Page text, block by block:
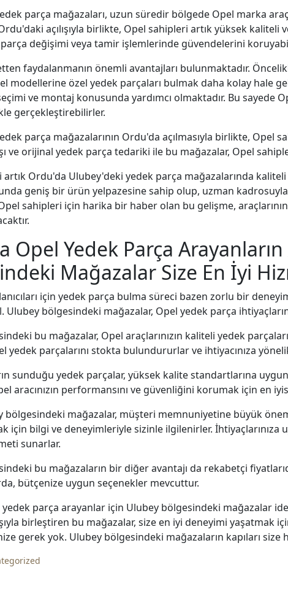
parça mağazaları, uzun süredir bölgede Opel marka
açılışıyla birlikte, Opel sahipleri artık yüksek
değişimi veya tamir işlemlerinde güvendelerini
faydalanmanın önemli avantajları bulunmaktadır.
modellerine özel yedek parçaları bulmak daha kolay hale
ve montaj konusunda yardımcı olmaktadır. Bu sayede
gerçekleştirebilirler.
parça mağazalarının Ordu'da açılmasıyla birlikte, Opel
ve orijinal yedek parça tedariki ile bu mağazalar, Opel
artık Ordu'da Ulubey'deki yedek parça mağazalarında
geniş bir ürün yelpazesine sahip olup, uzman
sahipleri için harika bir haber olan bu gelişme,
Opel Yedek Parça
Mağazalar Size En İyi
için yedek parça bulma süreci bazen zorlu bir
Ulubey bölgesindeki mağazalar, Opel yedek parça
bu mağazalar, Opel araçlarınızın kaliteli yedek
yedek parçalarını stokta bulundururlar ve ihtiyacınıza
sunduğu yedek parçalar, yüksek kalite standartlarına
aracınızın performansını ve güvenliğini korumak için en
bölgesindeki mağazalar, müşteri memnuniyetine büyük
için bilgi ve deneyimleriyle sizinle ilgilenirler.
sunarlar.
bu mağazaların bir diğer avantajı da rekabetçi
bütçenize uygun seçenekler mevcuttur.
parça arayanlar için Ulubey bölgesindeki mağazalar
birleştiren bu mağazalar, size en iyi deneyimi yaşatmak
gerek yok. Ulubey bölgesindeki mağazaların kapıları size